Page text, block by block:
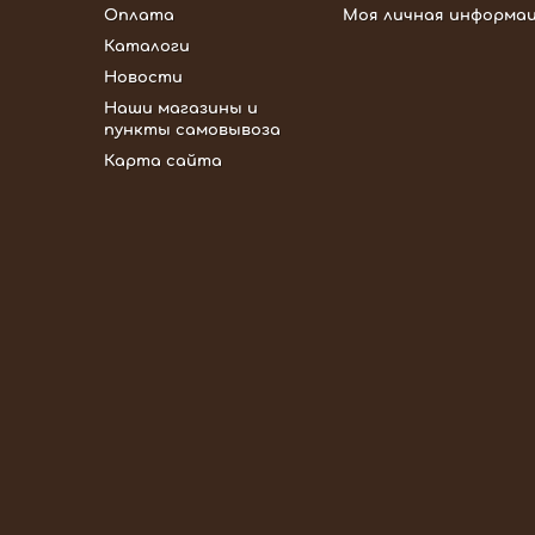
Оплата
Каталоги
Новости
Наши магазины и
пункты самовывоза
Карта сайта
Моя личная